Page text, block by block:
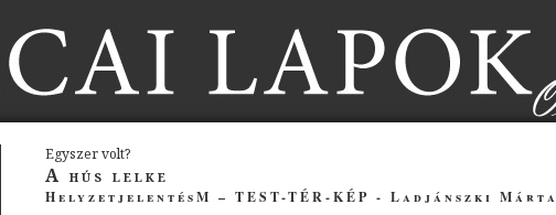
Egyszer volt?
A hús lelke
HelyzetjelentésM – TEST-TÉR-KÉP - Ladjánszki Márta